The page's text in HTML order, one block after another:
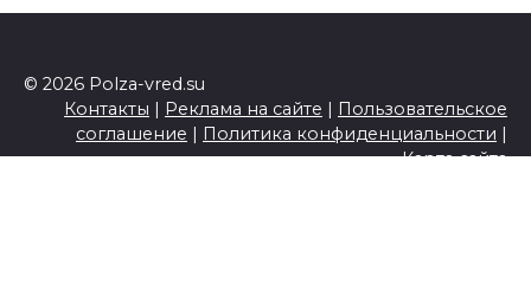
© 2026 Polza-vred.su
Контакты | Реклама на сайте | Пользовательское
соглашение | Политика конфиденциальности |
Карта сайта